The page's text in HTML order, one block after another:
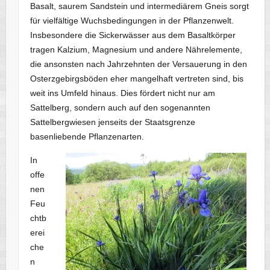
Basalt, saurem Sandstein und intermediärem Gneis sorgt
für vielfältige Wuchsbedingungen in der Pflanzenwelt.
Insbesondere die Sickerwässer aus dem Basaltkörper
tragen Kalzium, Magnesium und andere Nährelemente,
die ansonsten nach Jahrzehnten der Versauerung in den
Osterzgebirgsböden eher mangelhaft vertreten sind, bis
weit ins Umfeld hinaus. Dies fördert nicht nur am
Sattelberg, sondern auch auf den sogenannten
Sattelbergwiesen jenseits der Staatsgrenze
basenliebende Pflanzenarten.
In
offe
nen
Feu
chtb
erei
che
n